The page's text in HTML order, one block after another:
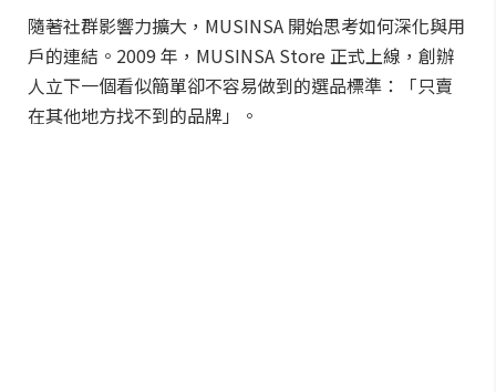
隨著社群影響力擴大，MUSINSA 開始思考如何深化與用
戶的連結。2009 年，MUSINSA Store 正式上線，創辦
人立下一個看似簡單卻不容易做到的選品標準：「只賣
在其他地方找不到的品牌」。